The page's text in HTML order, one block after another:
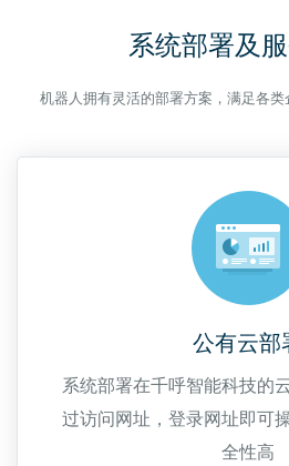
系统部署及
机器人拥有灵活的部署方案，满足各
公有云部
系统部署在千呼智能科技的
过访问网址，登录网址即可
全性高